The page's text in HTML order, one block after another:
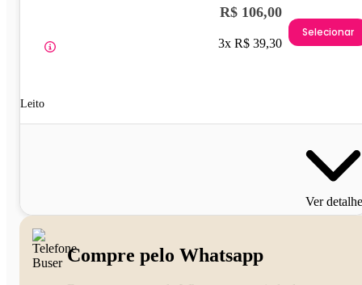
Leito
R$ 106,00
3x R$ 39,30
Selecionar
Ver
Compre pelo Whatsapp